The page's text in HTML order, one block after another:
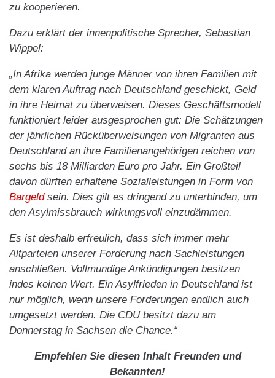
zu kooperieren.
Dazu erklärt der innenpolitische Sprecher, Sebastian
Wippel:
„In Afrika werden junge Männer von ihren Familien mit
dem klaren Auftrag nach Deutschland geschickt, Geld
in ihre Heimat zu überweisen. Dieses Geschäftsmodell
funktioniert leider ausgesprochen gut: Die Schätzungen
der jährlichen Rücküberweisungen von Migranten aus
Deutschland an ihre Familienangehörigen reichen von
sechs bis 18 Milliarden Euro pro Jahr. Ein Großteil
davon dürften erhaltene Sozialleistungen in Form von
Bargeldsein. Dies gilt es dringend zu unterbinden, um
den Asylmissbrauch wirkungsvoll einzudämmen.
Es ist deshalb erfreulich, dass sich immer mehr
Altparteien unserer Forderung nach Sachleistungen
anschließen. Vollmundige Ankündigungen besitzen
indes keinen Wert. Ein Asylfrieden in Deutschland ist
nur möglich, wenn unsere Forderungen endlich auch
umgesetzt werden. Die CDU besitzt dazu am
Donnerstag in Sachsen die Chance.“
Empfehlen Sie diesen Inhalt Freunden und
Bekannten!